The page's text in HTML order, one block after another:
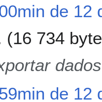
de 12
16 734
de 12